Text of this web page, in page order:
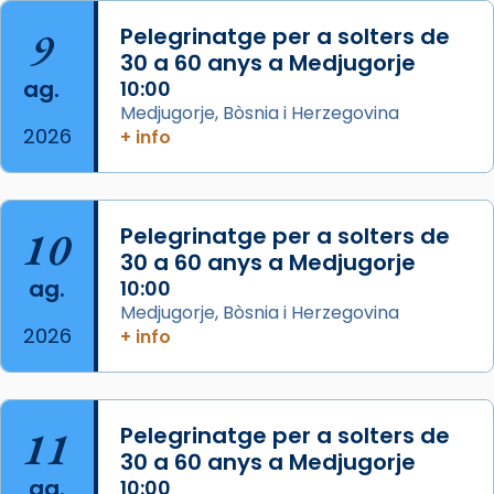
que les santes són filles de l’antiga Iluro.
Mataró en reivindicarà les relíquies fins que
les aconseguirà el 1772. L’ofici que es canta
a la “Missa de les Santes” (“Missa de
Glòria”) fou composta el 1848 per Mn.
Manuel Blanch, amb aire d’òpera
italianitzant; s’interpreta per privilegi
pontifici, amb orquestra i cor, i té una
duració aproximada de tres hores. Després,
processó (recuperada el 1972) al voltant
del temple amb les relíquies de les santes.
Des de 1985 hi participa també un grup de
diablesses amb música i ball propis. Festa
«Si vols saber què és calor, ves per les
Santes a Mataró»🥵.
Photo
9
ag.
2026
Pelegrinatge per a solters de
30 a 60 anys a Medjugorje
10:00
Medjugorje, Bòsnia i Herzegovina
+ info
10
ag.
2026
Pelegrinatge per a solters de
30 a 60 anys a Medjugorje
10:00
Medjugorje, Bòsnia i Herzegovina
+ info
11
Pelegrinatge per a solters de
30 a 60 anys a Medjugorje
10:00